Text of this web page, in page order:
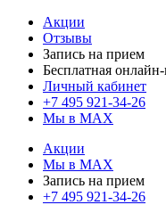
Акции
Отзывы
Запись на прием
Бесплатная
Личный кабинет
+7 495 921-34-26
Мы в MAX
Акции
Мы в MAX
Запись на прием
+7 495 921-34-26